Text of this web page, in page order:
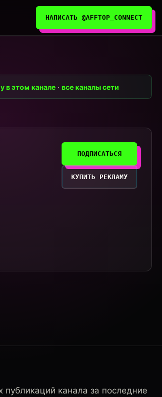
НАПИСАТЬ @AFFTOP_CONNECT
в этом канале ·все каналы сети
ПОДПИСАТЬСЯ
КУПИТЬ РЕКЛАМУ
канала за последние